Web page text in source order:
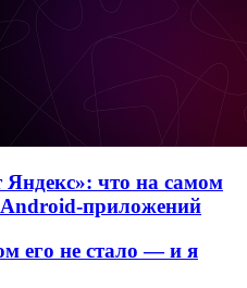
Яндекс»: что на самом
Android-приложений
его не стало — и я